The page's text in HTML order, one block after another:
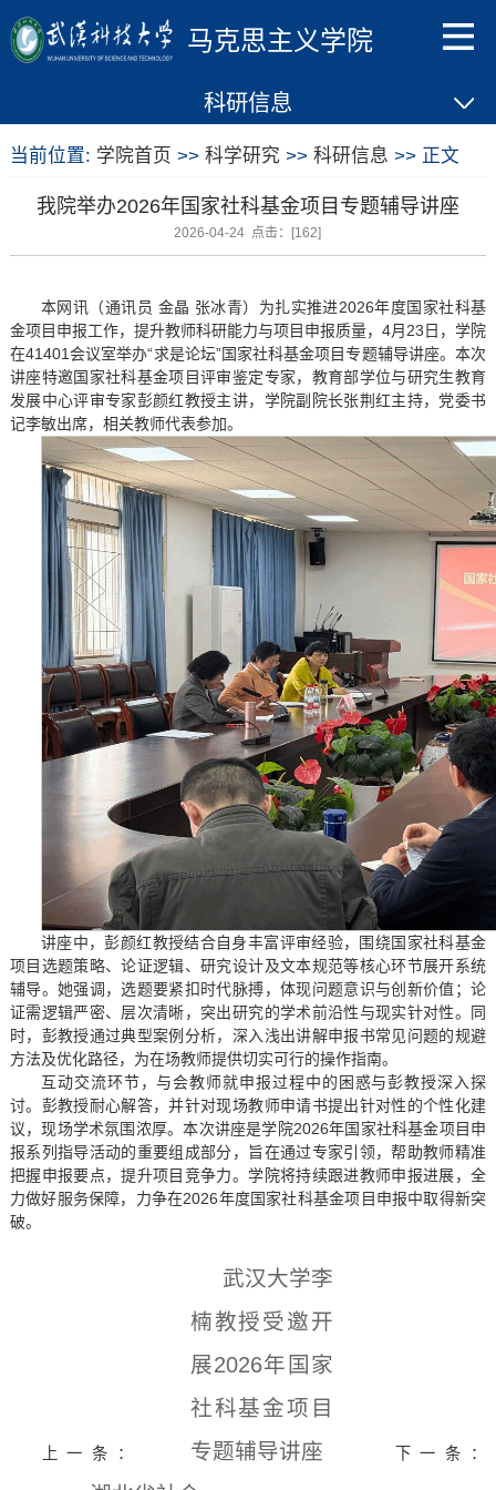
马克思主义学院
科研信息
当前位置: 学院首页 >> 科学研究 >> 科研信息 >> 正文
我院举办2026年国家社科基金项目专题辅导讲座
2026-04-24 点击：[162]
本网讯（通讯员 金晶 张冰青）为扎实推进2026年度国家社科基
金项目申报工作，提升教师科研能力与项目申报质量，4月23日，学院
在41401会议室举办“求是论坛”国家社科基金项目专题辅导讲座。本次
讲座特邀国家社科基金项目评审鉴定专家，教育部学位与研究生教育
发展中心评审专家彭颜红教授主讲，学院副院长张荆红主持，党委书
记李敏出席，相关教师代表参加。
讲座中，彭颜红教授结合自身丰富评审经验，围绕国家社科基金
项目选题策略、论证逻辑、研究设计及文本规范等核心环节展开系统
辅导。她强调，选题要紧扣时代脉搏，体现问题意识与创新价值；论
证需逻辑严密、层次清晰，突出研究的学术前沿性与现实针对性。同
时，彭教授通过典型案例分析，深入浅出讲解申报书常见问题的规避
方法及优化路径，为在场教师提供切实可行的操作指南。
互动交流环节，与会教师就申报过程中的困惑与彭教授深入探
讨。彭教授耐心解答，并针对现场教师申请书提出针对性的个性化建
议，现场学术氛围浓厚。本次讲座是学院2026年国家社科基金项目申
报系列指导活动的重要组成部分，旨在通过专家引领，帮助教师精准
把握申报要点，提升项目竞争力。学院将持续跟进教师申报进展，全
力做好服务保障，力争在2026年度国家社科基金项目申报中取得新突
破。
上一条：
武汉大学李
楠教授受邀开
展2026年国家
社科基金项目
专题辅导讲座
下一条：